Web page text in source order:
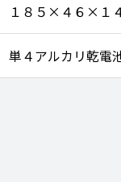
１８５×４６×１
単４アルカリ乾電